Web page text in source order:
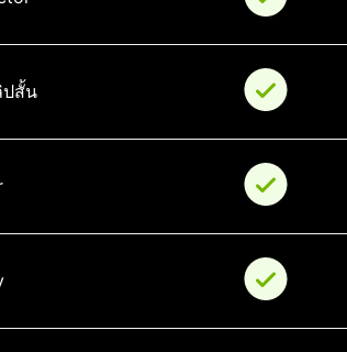
ปสั้น